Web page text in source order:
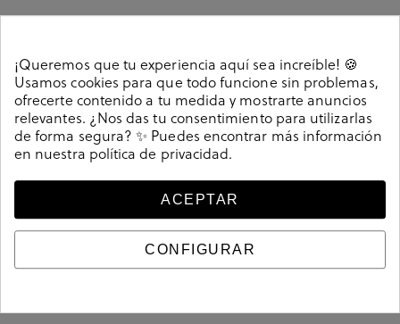
Deportivos Cetti C-1385 SRA en beige. Cierre con
cordones. La plantilla es extraible. Hecho en España.
Referencia213586
Guía de tallas
¡Queremos que tu experiencia aquí sea increíble! 🍪
Usamos cookies para que todo funcione sin problemas,
ofrecerte contenido a tu medida y mostrarte anuncios
relevantes. ¿Nos das tu consentimiento para utilizarlas
de forma segura? ✨ Puedes encontrar más información
en nuestra política de privacidad.
ACEPTAR
CONFIGURAR